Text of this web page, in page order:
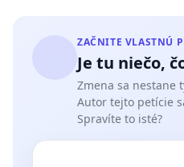
ZAČNITE VLASTNÚ
Je tu niečo,
Zmena sa nestane
Autor tejto petície
Spravíte to isté?